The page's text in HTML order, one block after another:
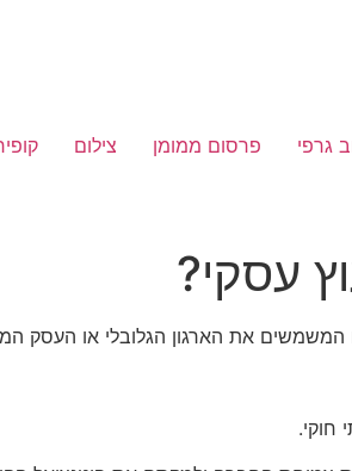
גרפי פרסום ממומן צילום
עסקי?
המשמשים את הארגון הגלובלי או העסק
חוקי.